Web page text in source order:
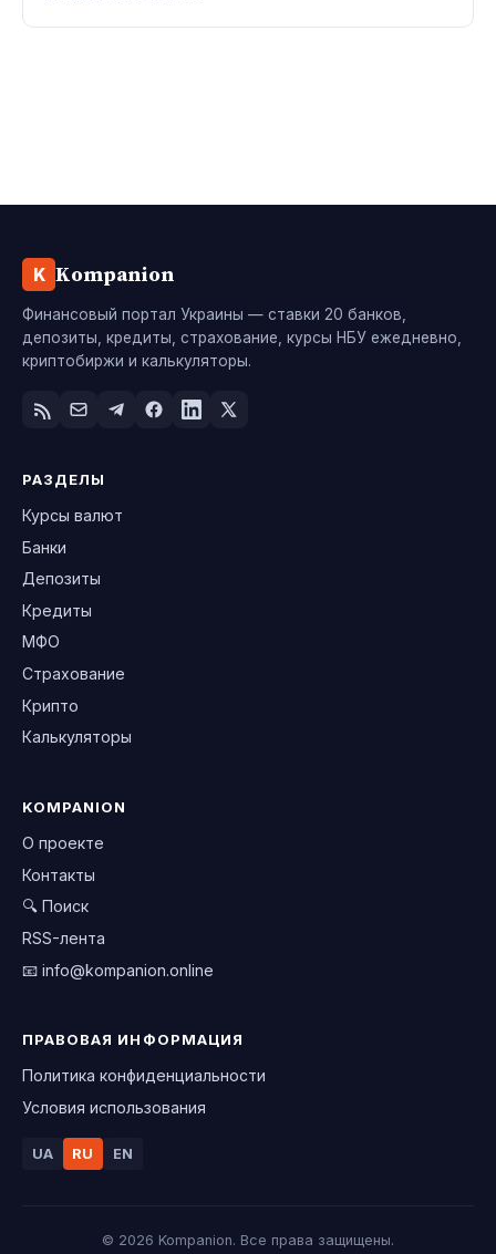
K Kompanion
Финансовый портал Украины — ставки 20 банков,
депозиты, кредиты, страхование, курсы НБУ ежедневно,
криптобиржи и калькуляторы.
РАЗДЕЛЫ
Курсы валют
Банки
Депозиты
Кредиты
МФО
Страхование
Крипто
Калькуляторы
KOMPANION
О проекте
Контакты
🔍 Поиск
RSS-лента
📧 info@kompanion.online
ПРАВОВАЯ ИНФОРМАЦИЯ
Политика конфиденциальности
Условия использования
UA RU EN
© 2026 Kompanion. Все права защищены.